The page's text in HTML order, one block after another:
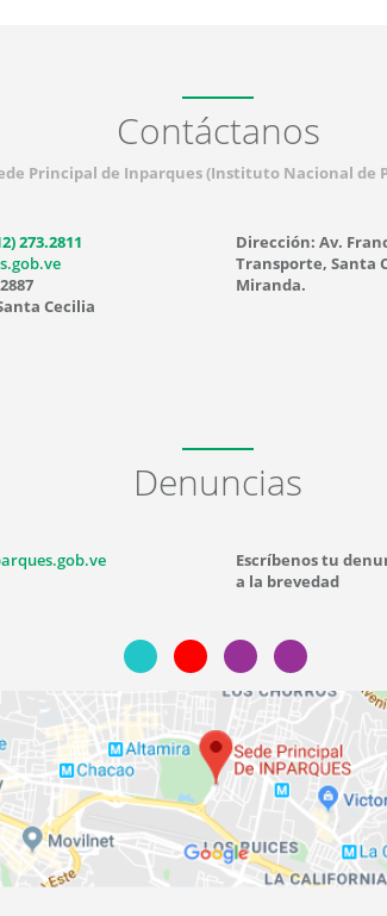
Contáctanos
Principal de Inparques (Instituto Nacional de
273.2811
Cecilia
Dirección: Av.
Transporte, Santa
Miranda.
Denuncias
Escríbenos tu
a la brevedad